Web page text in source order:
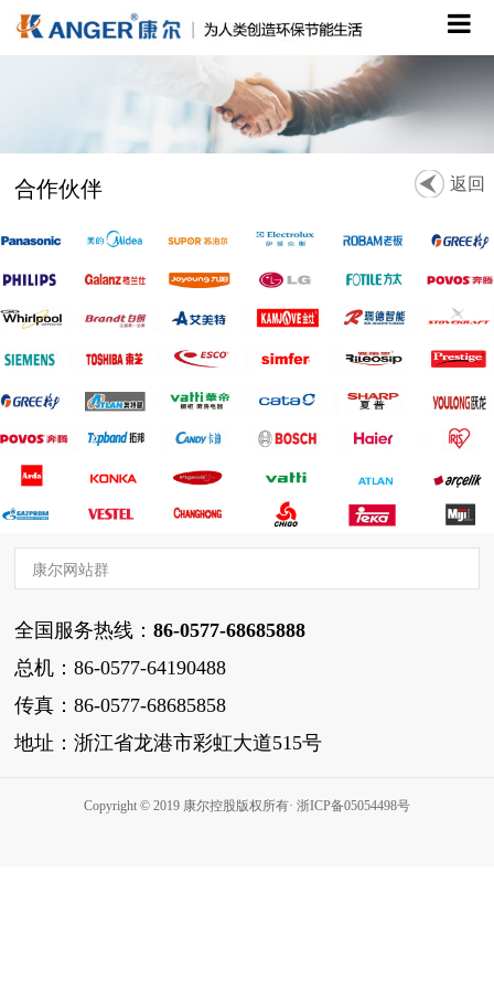
合作伙伴 返回
康尔网站群
全国服务热线：86-0577-68685888
总机：86-0577-64190488
传真：86-0577-68685858
地址：浙江省龙港市彩虹大道515号
Copyright © 2019 康尔控股版权所有· 浙ICP备05054498号